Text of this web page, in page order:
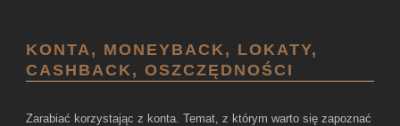
KONTA, MONEYBACK, LOKATY,
CASHBACK, OSZCZĘDNOŚCI
Zarabiać korzystając z konta. Temat, z którym warto się zapoznać